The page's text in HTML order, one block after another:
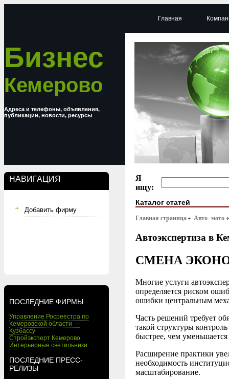
Бизнес
Кемерово
Адреса и телефоны, объявления,
публикации, новости, ресурсы
НАВИГАЦИЯ
Добавить фирму
ПОСЛЕДНИЕ ФИРМЫ
Управление Росреестра по
Кемеровской области —
Кузбассу
Стройэксперт Кемерово
Интерьерные светильники
ПОСЛЕДНИЕ ПРЕСС-
РЕЛИЗЫ
Главная
Я
ищу:
Каталог статей
Главная страница Авто- мото
Автоэкспертиза в
СМЕНА
Многие услуги
определяется риском
ошибки центральным
Часть решений требует
такой структуры
быстрее, чем
Расширение практики
необходимость
масштабирование.